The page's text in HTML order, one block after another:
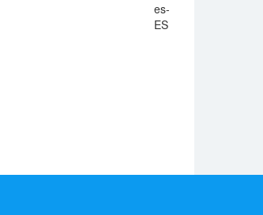
es-
ES